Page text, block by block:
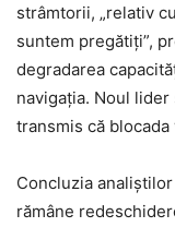
strâmtorii, „relativ
suntem pregătiți”,
degradarea
navigația. Noul
transmis că blocada
Concluzia
rămâne